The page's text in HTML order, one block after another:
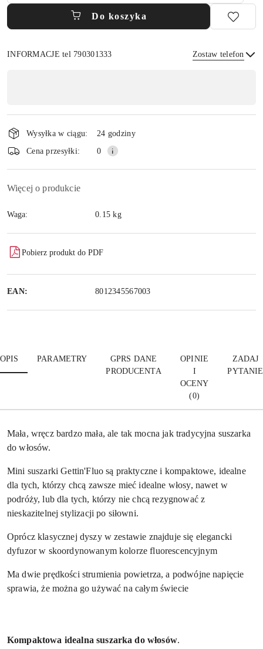
Do koszyka
INFORMACJE tel 790301333 Zostaw telefon
płatność
i
dostawaWysyłka w ciągu:
24 godziny
Cena przesyłki:
0
Więcej o produkcie
Waga: 0.15 kg
Pobierz produkt do PDF
EAN: 8012345567003
OPIS PARAMETRY
GPRS DANE
PRODUCENTA
OPINIE
I
OCENY
(0)
ZADAJ
PYTANIE
Mała, wręcz bardzo mała, ale tak mocna jak tradycyjna suszarka
do włosów.
Mini suszarki Gettin'Fluo są praktyczne i kompaktowe, idealne
dla tych, którzy chcą zawsze mieć idealne włosy, nawet w
podróży, lub dla tych, którzy nie chcą rezygnować z
nieskazitelnej stylizacji po siłowni.
Oprócz klasycznej dyszy w zestawie znajduje się elegancki
dyfuzor w skoordynowanym kolorze fluorescencyjnym
Ma dwie prędkości strumienia powietrza, a podwójne napięcie
sprawia, że ​​można go używać na całym świecie
Kompaktowa idealna suszarka do włosów.